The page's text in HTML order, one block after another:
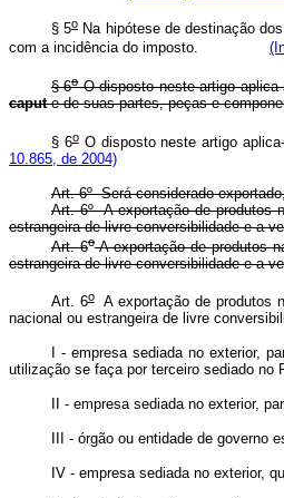
§ 5o Na hipótese de destinação
com a incidência do imposto.
§ 6oO disposto neste artigo
capute de suas partes, peças e
§ 6oO disposto neste artigo
10.865, de 2004)
Art. 6º Será considerado
Art. 6º A exportação de produtos
estrangeira de livre
Art. 6oA exportação de produtos
estrangeira de livre
Art. 6oA exportação de produtos
nacional ou estrangeira de livre
I - empresa sediada no exterior,
utilização se faça por terceiro sediado no
II - empresa sediada no exterior,
III - órgão ou entidade de governo
IV - empresa sediada no exterior,